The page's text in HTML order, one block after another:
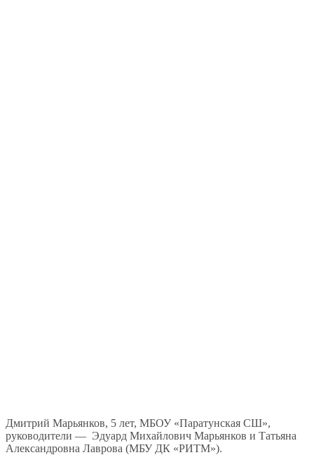
Дмитрий Марьянков, 5 лет, МБОУ «Паратунская СШ»,
руководители — Эдуард Михайлович Марьянков и Татьяна
Александровна Лаврова (МБУ ДК «РИТМ»).